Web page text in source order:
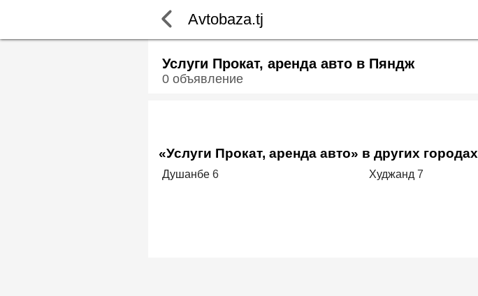
Avtobaza.tj
Услуги Прокат, аренда авто в Пяндж
0 объявление
«Услуги Прокат, аренда авто» в других городах
Душанбе 6 Худжанд 7